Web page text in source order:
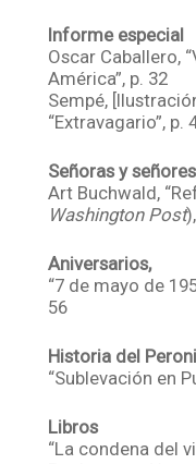
Informe especial
Oscar Caballero,
América”, p. 32
Sempé,
“Extravagario”, p.
Señoras y
Art Buchwald,
Washington Post
Aniversarios,
“7 de mayo de
56
Historia del
“Sublevación en
Libros
“La condena del